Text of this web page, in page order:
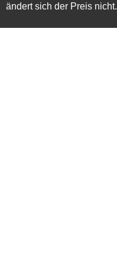
ändert sich der Preis nicht.